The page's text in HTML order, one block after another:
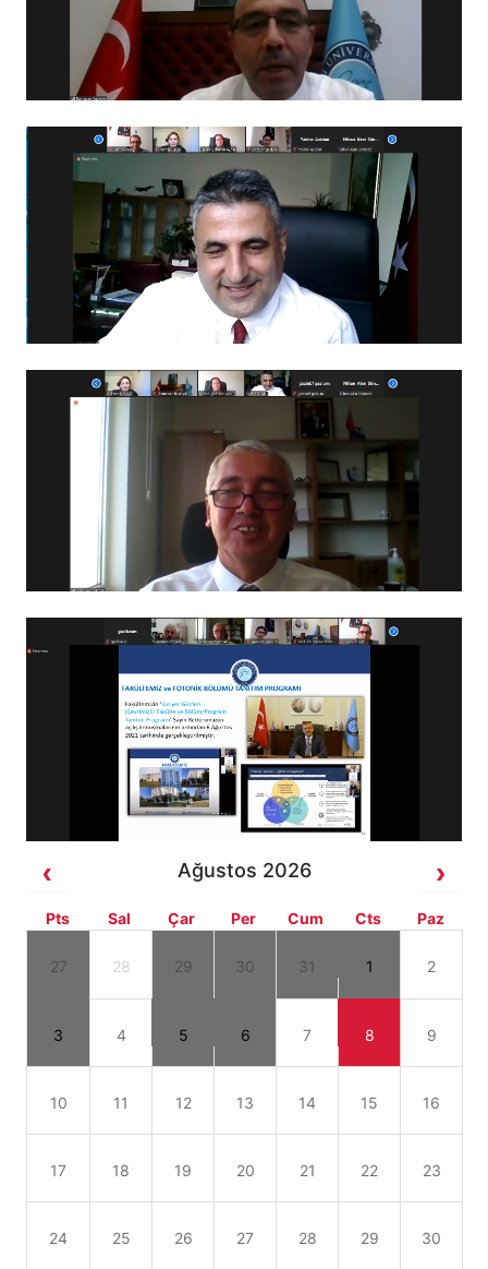
Ağustos 2026
Pts Sal Çar Per Cum Cts Paz
27 28 29 30 31 1 2
3 4 5 6 7 8 9
10 11 12 13 14 15 16
17 18 19 20 21 22 23
24 25 26 27 28 29 30